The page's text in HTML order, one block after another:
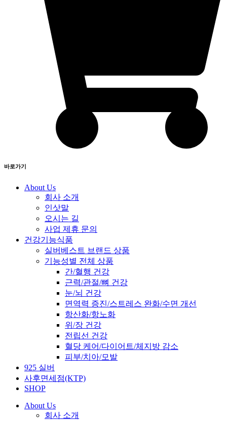
바로가기
About Us
회사 소개
인삿말
오시는 길
사업 제휴 문의
건강기능식품
실버베스트 브랜드 상품
기능성별 전체 상품
간/혈행 건강
근력/관절/뼈 건강
눈/뇌 건강
면역력 증진/스트레스 완화/수면 개선
항산화/항노화
위/장 건강
전립선 건강
혈당 케어/다이어트/체지방 감소
피부/치아/모발
925 실버
사후면세점(KTP)
SHOP
About Us
회사 소개